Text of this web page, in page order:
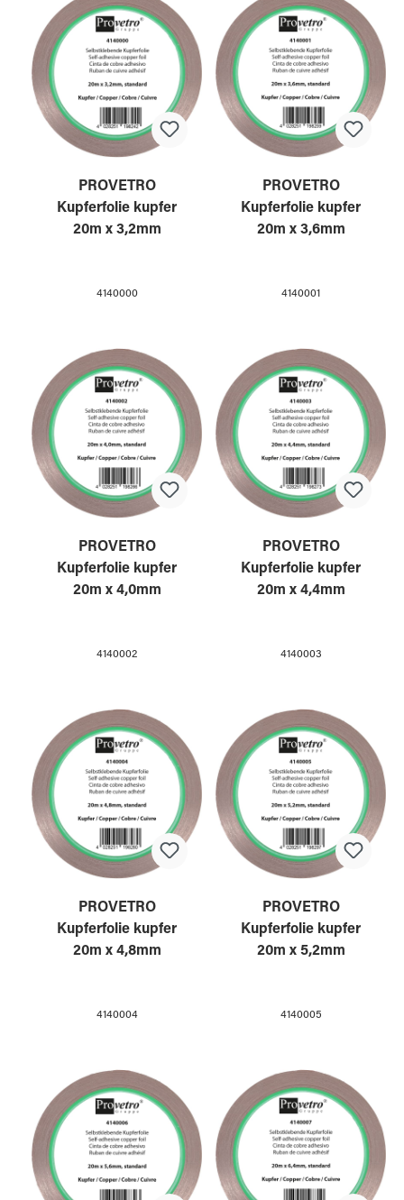
PROVETRO
Kupferfolie kupfer
20m x 3,2mm
4140000
PROVETRO
Kupferfolie kupfer
20m x 3,6mm
4140001
PROVETRO
Kupferfolie kupfer
20m x 4,0mm
4140002
PROVETRO
Kupferfolie kupfer
20m x 4,4mm
4140003
PROVETRO
Kupferfolie kupfer
20m x 4,8mm
4140004
PROVETRO
Kupferfolie kupfer
20m x 5,2mm
4140005